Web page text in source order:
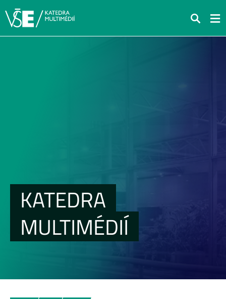
Hledat
KATEDRA
MULTIMÉDIÍ